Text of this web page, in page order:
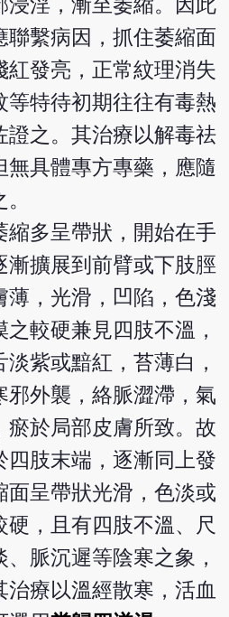
浸淫，漸至萎縮。因此
聯繫病因，抓住萎縮面
紅發亮，正常紋理消失
等特待初期往往有毒熱
證之。其治療以解毒祛
無具體專方專藥，應隨
縮多呈帶狀，開始在手
漸擴展到前臂或下肢脛
薄，光滑，凹陷，色淺
較硬兼見四肢不溫，
淡紫或黯紅，苔薄白，
邪外襲，絡脈澀滯，氣
瘀於局部皮膚所致。故
四肢末端，逐漸同上發
面呈帶狀光滑，色淡或
硬，且有四肢不溫、尺
、脈沉遲等陰寒之象，
治療以溫經散寒，活血